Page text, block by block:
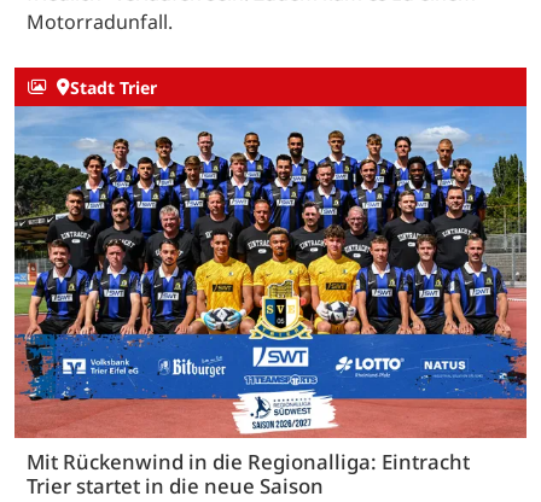
Motorradunfall.
Stadt Trier
Mit Rückenwind in die Regionalliga: Eintracht
Trier startet in die neue Saison